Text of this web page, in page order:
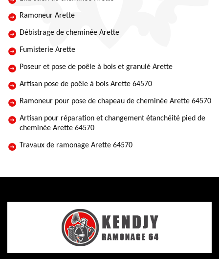
Ramoneur Arette
Débistrage de cheminée Arette
Fumisterie Arette
Poseur et pose de poêle à bois et granulé Arette
Artisan pose de poêle à bois Arette 64570
Ramoneur pour pose de chapeau de cheminée Arette 64570
Artisan pour réparation et changement étanchéité pied de
cheminée Arette 64570
Travaux de ramonage Arette 64570